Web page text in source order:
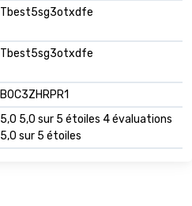
‎Tbest5sg3otxdfe
‎Tbest5sg3otxdfe
B0C3ZHRPR1
5,0 5,0 sur 5 étoiles 4 évaluations
5,0 sur 5 étoiles